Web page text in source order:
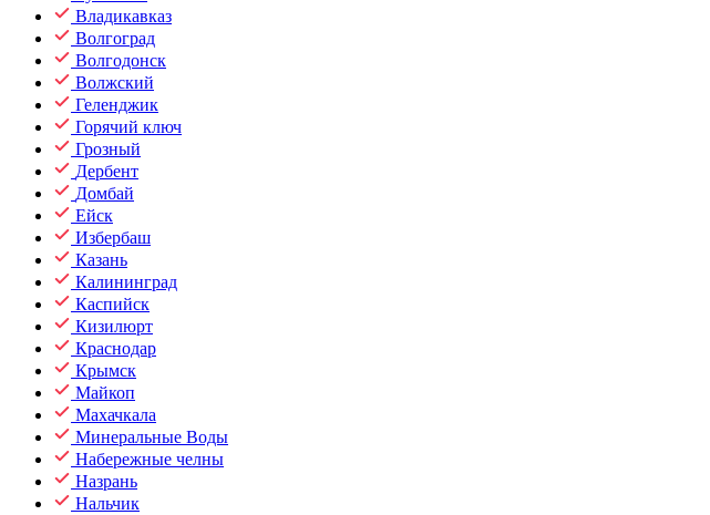
Владикавказ
Волгоград
Волгодонск
Волжский
Геленджик
Горячий ключ
Грозный
Дербент
Домбай
Ейск
Избербаш
Казань
Калининград
Каспийск
Кизилюрт
Краснодар
Крымск
Майкоп
Махачкала
Минеральные Воды
Набережные челны
Назрань
Нальчик